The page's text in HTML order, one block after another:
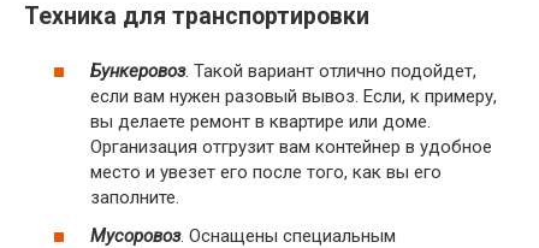
Техника для транспортировки
Бункеровоз. Такой вариант отлично подойдет,
если вам нужен разовый вывоз. Если, к примеру,
вы делаете ремонт в квартире или доме.
Организация отгрузит вам контейнер в удобное
место и увезет его после того, как вы его
заполните.
Мусоровоз. Оснащены специальным